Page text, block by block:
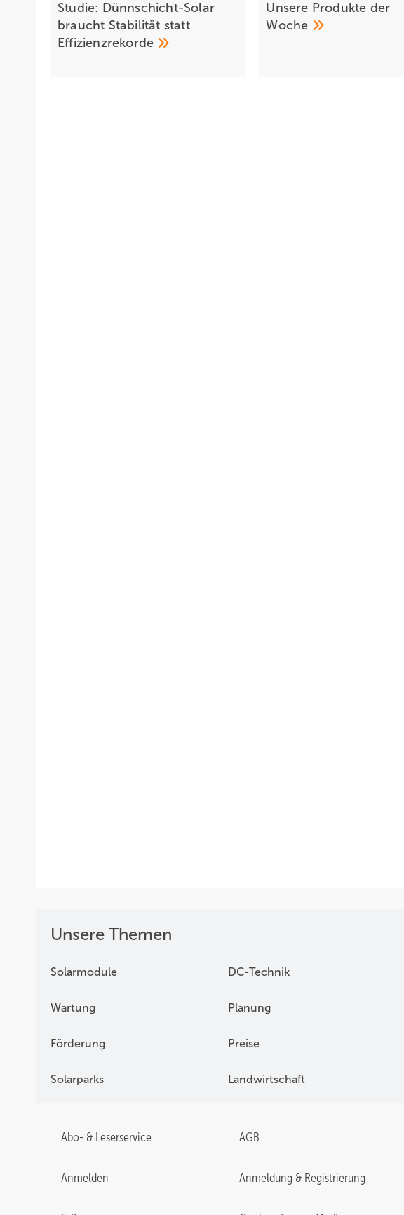
Studie: Dünnschicht-Solar
braucht Stabilität statt
Effizienzrekorde
Unsere Produkte der
Woche
Unsere Themen
Solarmodule DC-Technik
Wartung Planung
Förderung Preise
Solarparks Landwirtschaft
Abo- & Leserservice AGB
Anmelden Anmeldung & Registrierung